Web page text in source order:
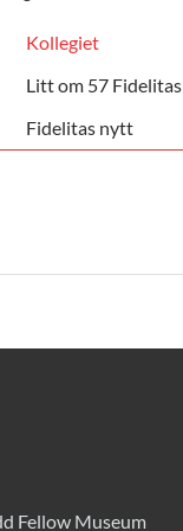
Kollegiet
Litt om 57 Fidelitas
Fidelitas nytt
Fellow Museum